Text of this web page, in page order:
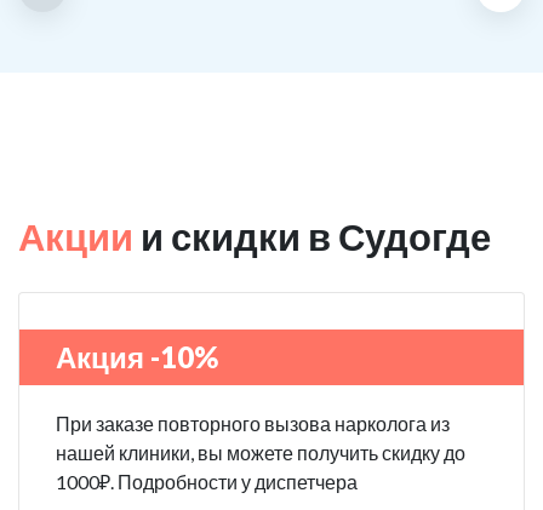
Акции и скидки в Судогде
Акция -10%
При заказе повторного вызова нарколога из
нашей клиники, вы можете получить скидку до
1000₽. Подробности у диспетчера